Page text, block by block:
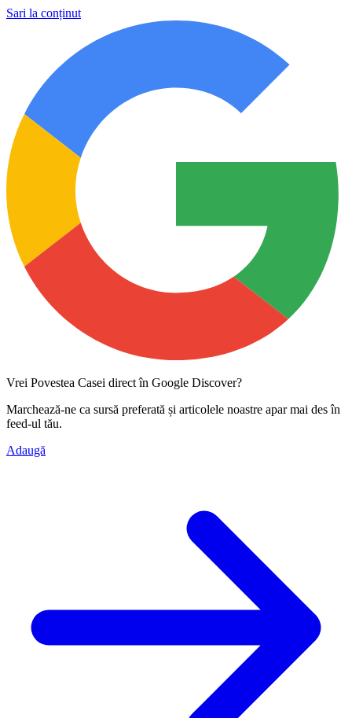
Sari la conținut
Vrei Povestea Casei direct în Google Discover?
Marchează-ne ca sursă preferată și articolele noastre apar mai des în
feed-ul tău.
Adaugă